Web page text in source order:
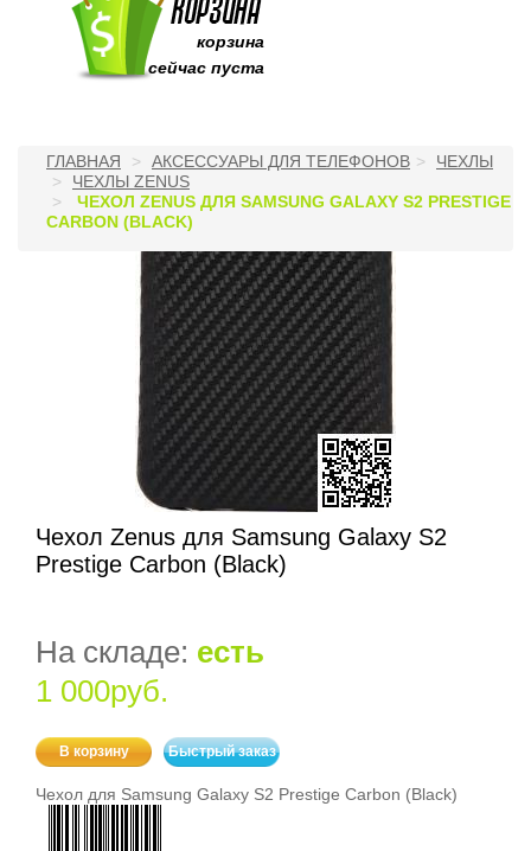
корзина
сейчас пуста
ГЛАВНАЯ АКСЕССУАРЫ ДЛЯ ТЕЛЕФОНОВ
ЧЕХЛЫ
ЧЕХЛЫ ZENUS
ЧЕХОЛ ZENUS ДЛЯ SAMSUNG GALAXY S2 PRESTIGE
CARBON (BLACK)
Чехол Zenus для Samsung Galaxy S2
Prestige Carbon (Black)
На складе: есть
1 000руб.
В корзину Быстрый заказ
Чехол для Samsung Galaxy S2 Prestige Carbon (Black)